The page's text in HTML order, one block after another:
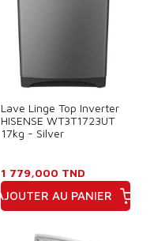
Lave Linge Top Inverter
HISENSE WT3T1723UT
17kg - Silver
1 779,000 TND
AJOUTER AU PANIER